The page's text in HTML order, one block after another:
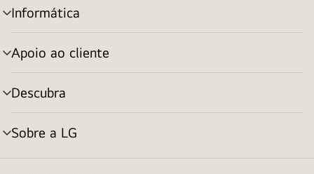
Informática
alternar
menu
Apoio ao cliente
alternar
menu
Descubra
alternar
menu
Sobre a LG
alternar